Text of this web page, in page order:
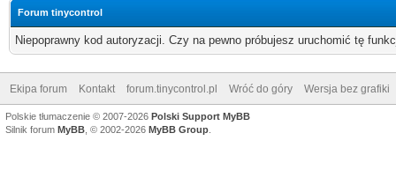
Forum tinycontrol
Niepoprawny kod autoryzacji. Czy na pewno próbujesz uruchomić tę
Ekipa forum Kontakt forum.tinycontrol.pl Wróć do góry Wersja bez grafiki
Polskie tłumaczenie © 2007-2026 Polski Support MyBB
Silnik forum MyBB , © 2002-2026 MyBB Group